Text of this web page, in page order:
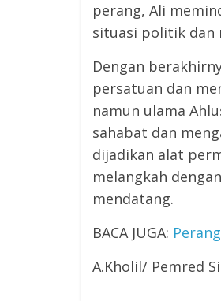
perang, Ali
situasi politik dan
Dengan
persatuan dan
namun ulama
sahabat dan
dijadikan alat
melangkah
mendatang.
BACA JUGA:
A.Kholil/ Pemred